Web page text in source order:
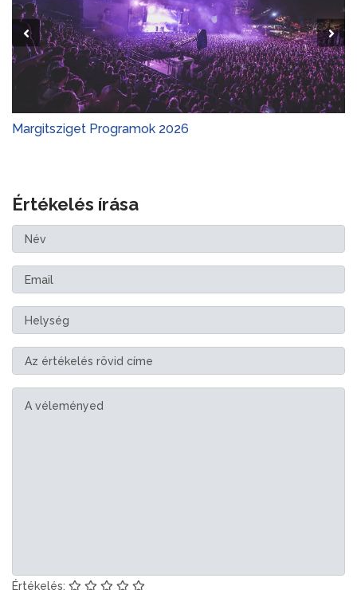
Margitsziget Programok 2026
Értékelés írása
Értékelés: